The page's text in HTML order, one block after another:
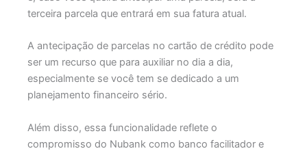
terceira parcela que entrará em sua fatura atual.
A antecipação de parcelas no cartão de crédito pode
ser um recurso que para auxiliar no dia a dia,
especialmente se você tem se dedicado a um
planejamento financeiro sério.
Além disso, essa funcionalidade reflete o
compromisso do Nubank como banco facilitador e